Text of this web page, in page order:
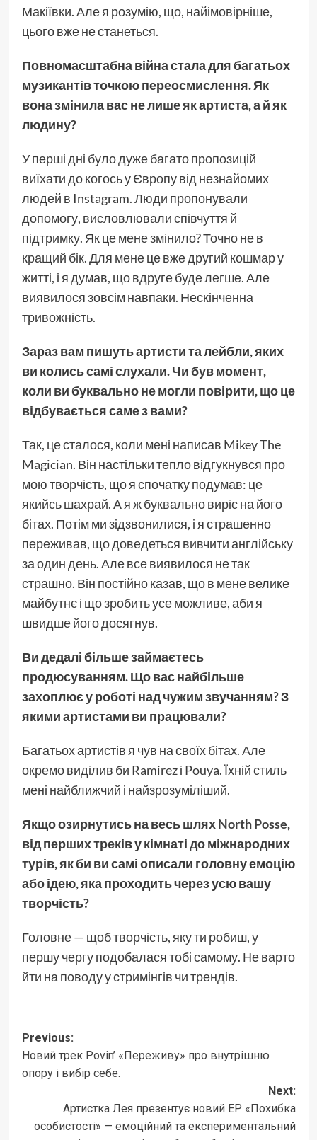
Макіївки. Але я розумію, що, найімовірніше,
цього вже не станеться.
Повномасштабна війна стала для багатьох
музикантів точкою переосмислення. Як
вона змінила вас не лише як артиста, а й як
людину?
У перші дні було дуже багато пропозицій
виїхати до когось у Європу від незнайомих
людей в Instagram. Люди пропонували
допомогу, висловлювали співчуття й
підтримку. Як це мене змінило? Точно не в
кращий бік. Для мене це вже другий кошмар у
житті, і я думав, що вдруге буде легше. Але
виявилося зовсім навпаки. Нескінченна
тривожність.
Зараз вам пишуть артисти та лейбли, яких
ви колись самі слухали. Чи був момент,
коли ви буквально не могли повірити, що це
відбувається саме з вами?
Так, це сталося, коли мені написав Mikey The
Magician. Він настільки тепло відгукнувся про
мою творчість, що я спочатку подумав: це
якийсь шахрай. А я ж буквально виріс на його
бітах. Потім ми зідзвонилися, і я страшенно
переживав, що доведеться вивчити англійську
за один день. Але все виявилося не так
страшно. Він постійно казав, що в мене велике
майбутнє і що зробить усе можливе, аби я
швидше його досягнув.
Ви дедалі більше займаєтесь
продюсуванням. Що вас найбільше
захоплює у роботі над чужим звучанням? З
якими артистами ви працювали?
Багатьох артистів я чув на своїх бітах. Але
окремо виділив би Ramirez і Pouya. Їхній стиль
мені найближчий і найзрозуміліший.
Якщо озирнутись на весь шляхNorth Posse,
від перших треків у кімнаті до міжнародних
турів, як би ви самі описали головну емоцію
або ідею, яка проходить через усю вашу
творчість?
Головне — щоб творчість, яку ти робиш, у
першу чергу подобалася тобі самому. Не варто
йти на поводу у стримінгів чи трендів.
Post
navigation
Previous:
Новий трек Povin’ «Переживу» про внутрішню
опору і вибір себе.
Next:
Артистка Лея презентує новий EP «Похибка
особистості» — емоційний та експериментальний